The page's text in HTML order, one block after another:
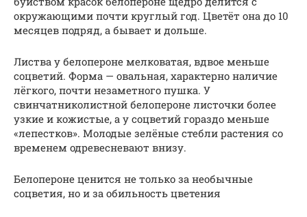
окружающими почти круглый год. Цветёт она до 10
месяцев подряд, а бывает и дольше.
Листва у белопероне мелковатая, вдвое меньше
соцветий. Форма — овальная, характерно наличие
лёгкого, почти незаметного пушка. У
свинчатниколистной белопероне листочки более
узкие и кожистые, а у соцветий гораздо меньше
«лепестков». Молодые зелёные стебли растения со
временем одревесневают внизу.
Белопероне ценится не только за необычные
соцветия, но и за обильность цветения